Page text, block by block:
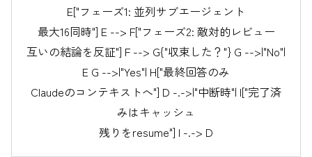
E["フェーズ1: 並列サブエージェント
最大16同時"] E --> F["フェーズ2: 敵対的レビュー
互いの結論を反証"] F --> G{"収束した？"} G -->|"No"|
E G -->|"Yes"| H["最終回答のみ
Claudeのコンテキストへ"] D -.->|"中断時"| I["完了済
みはキャッシュ
残りをresume"] I -.-> D